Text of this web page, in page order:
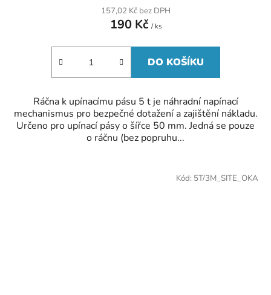
157,02 Kč bez DPH
190 Kč / ks
DO KOŠÍKU
Ráčna k upínacímu pásu 5 t je náhradní napínací
mechanismus pro bezpečné dotažení a zajištění nákladu.
Určeno pro upínací pásy o šířce 50 mm. Jedná se pouze
o ráčnu (bez popruhu...
Kód: 5T/3M_SITE_OKA